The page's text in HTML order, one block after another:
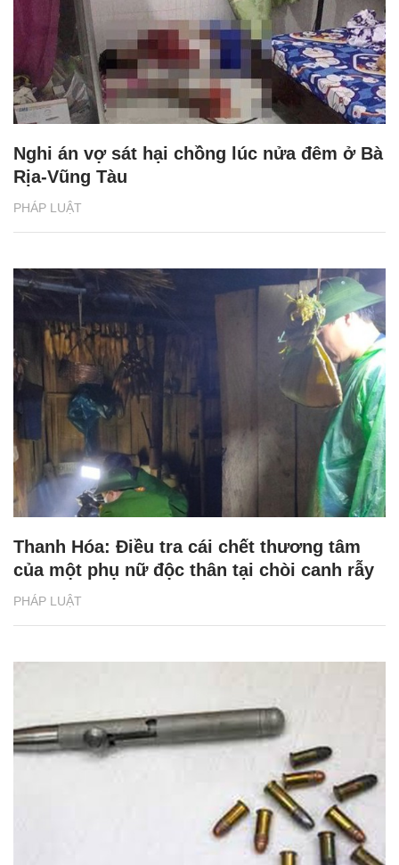
PHÁP LUẬT
Nghi án vợ sát hại chồng lúc nửa đêm ở Bà
Rịa-Vũng Tàu
PHÁP LUẬT
Thanh Hóa: Điều tra cái chết thương tâm
của một phụ nữ độc thân tại chòi canh rẫy